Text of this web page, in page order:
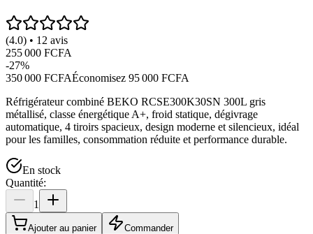
(4.0) • 12 avis
255 000 FCFA
-27%
350 000 FCFAÉconomisez 95 000 FCFA
Réfrigérateur combiné BEKO RCSE300K30SN 300L gris
métallisé, classe énergétique A+, froid statique, dégivrage
automatique, 4 tiroirs spacieux, design moderne et silencieux, idéal
pour les familles, consommation réduite et performance durable.
En stock
Quantité:
1
Ajouter au panier Commander